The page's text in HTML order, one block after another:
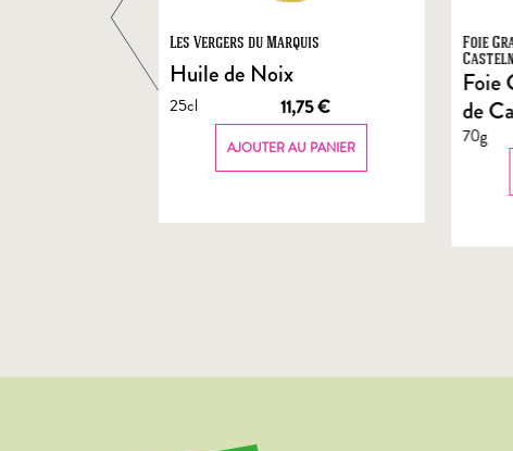
Les Vergers du Marquis
Huile de Noix
25cl 11,75€
AJOUTER AU PANIER
Foie
Foie
de
70g